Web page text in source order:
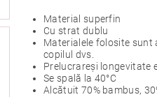
Material superfin
Cu strat dublu
Materialele folosite sunt
copilul dvs.
Prelucrareși longevitate
Se spală la 40°C
Alcătuit 70% bambus,